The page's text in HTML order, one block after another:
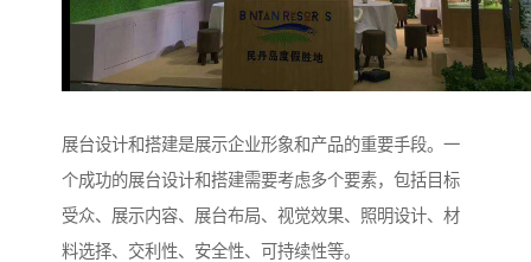
展台设计和搭建是展示企业形象和产品的重要手段。一
个成功的展台设计和搭建需要考虑多个要素，包括目标
受众、展示内容、展台布局、视觉效果、照明设计、材
料选择、交利性、安全性、可持续性等。